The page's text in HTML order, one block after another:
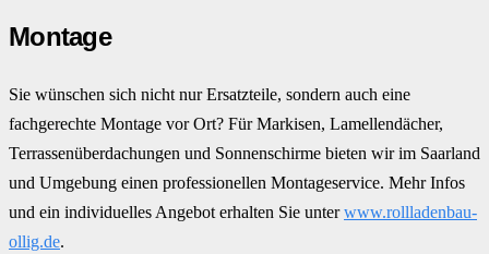
Montage
Sie wünschen sich nicht nur Ersatzteile, sondern auch eine
fachgerechte Montage vor Ort? Für Markisen, Lamellendächer,
Terrassenüberdachungen und Sonnenschirme bieten wir im Saarland
und Umgebung einen professionellen Montageservice. Mehr Infos
und ein individuelles Angebot erhalten Sie unterwww.rollladenbau-
ollig.de.